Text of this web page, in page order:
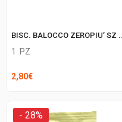
BISC. BALOCCO
1 PZ
2,80€
- 28%